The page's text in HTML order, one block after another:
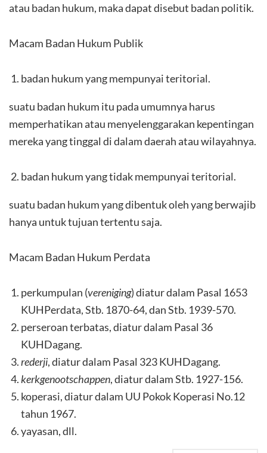
atau badan hukum, maka dapat disebut badan politik.
Macam Badan Hukum Publik
badan hukum yang mempunyai teritorial.
suatu badan hukum itu pada umumnya harus
memperhatikan atau menyelenggarakan kepentingan
mereka yang tinggal di dalam daerah atau wilayahnya.
badan hukum yang tidak mempunyai teritorial.
suatu badan hukum yang dibentuk oleh yang berwajib
hanya untuk tujuan tertentu saja.
Macam Badan Hukum Perdata
perkumpulan (vereniging) diatur dalam Pasal 1653
KUHPerdata, Stb. 1870-64, dan Stb. 1939-570.
perseroan terbatas, diatur dalam Pasal 36
KUHDagang.
rederji, diatur dalam Pasal 323 KUHDagang.
kerkgenootschappen, diatur dalam Stb. 1927-156.
koperasi, diatur dalam UU Pokok Koperasi No.12
tahun 1967.
yayasan, dll.